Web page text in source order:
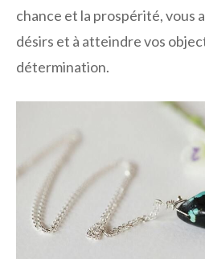
chance et la prospérité, vous
désirs et à atteindre vos
détermination.